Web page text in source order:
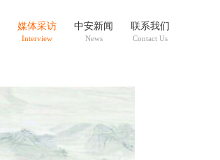
媒体采访
Interview
中安新闻
News
联系我们
Contact Us